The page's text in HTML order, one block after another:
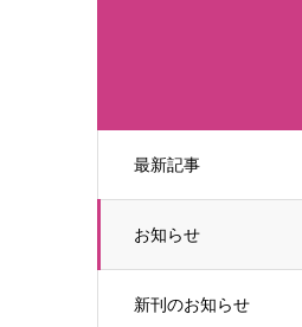
最新記事
お知らせ
新刊のお知らせ